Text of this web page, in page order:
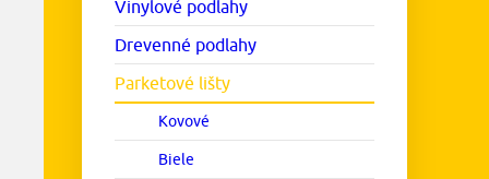
Vinylové podlahy
Drevenné podlahy
Parketové lišty
Kovové
Biele